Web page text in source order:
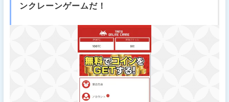
ンクレーンゲームだ！